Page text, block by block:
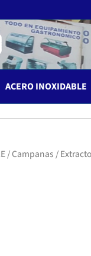
ACERO INOXIDABLE
/Campanas/